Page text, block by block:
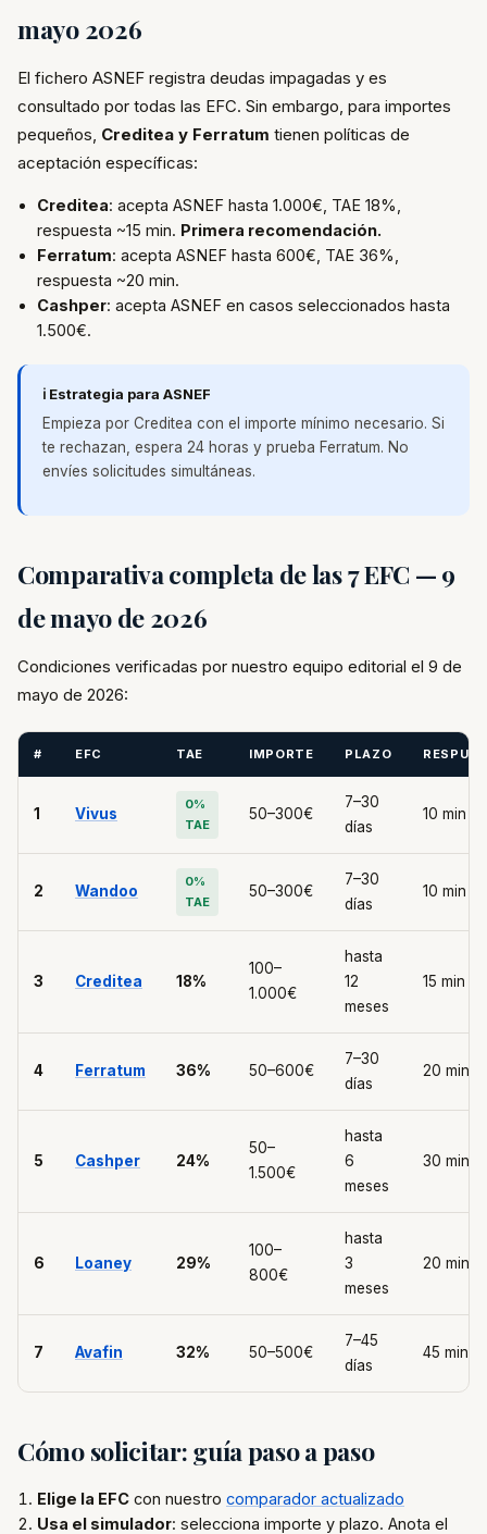
mayo 2026
El fichero ASNEF registra deudas impagadas y es
consultado por todas las EFC. Sin embargo, para importes
pequeños, Creditea y Ferratum tienen políticas de
aceptación específicas:
Creditea: acepta ASNEF hasta 1.000€, TAE 18%,
respuesta ~15 min. Primera recomendación.
Ferratum: acepta ASNEF hasta 600€, TAE 36%,
respuesta ~20 min.
Cashper: acepta ASNEF en casos seleccionados hasta
1.500€.
ℹ️ Estrategia para ASNEF
Empieza por Creditea con el importe mínimo necesario. Si
te rechazan, espera 24 horas y prueba Ferratum. No
envíes solicitudes simultáneas.
Comparativa completa de las 7 EFC — 9
de mayo de 2026
Condiciones verificadas por nuestro equipo editorial el 9 de
mayo de 2026:
# EFC TAE IMPORTE PLAZO
1 Vivus
0%
TAE
50–300€
7–30
días
10 min
2 Wandoo
0%
TAE
50–300€
7–30
días
10 min
3 Creditea 18%
100–
1.000€
hasta
12
meses
15 min
4 Ferratum 36% 50–600€
7–30
días
20 min
5 Cashper 24%
50–
1.500€
hasta
6
meses
30 min
6 Loaney 29%
100–
800€
hasta
3
meses
20 min
7 Avafin 32% 50–500€
7–45
días
45 min
Cómo solicitar: guía paso a paso
Elige la EFC con nuestro comparador actualizado
Usa el simulador: selecciona importe y plazo. Anota el